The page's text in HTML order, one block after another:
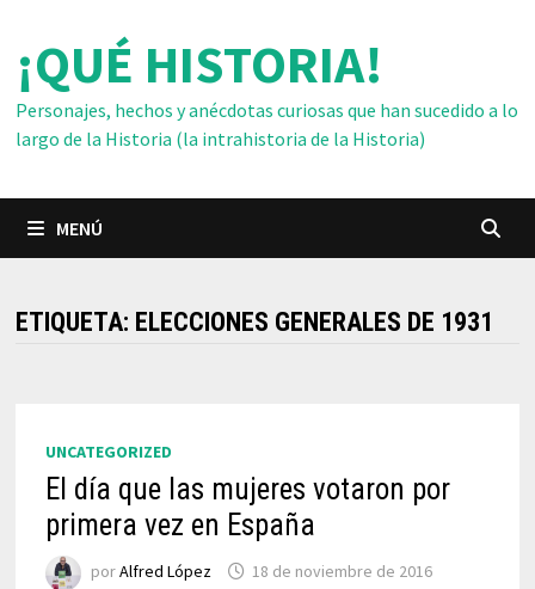
contenido
¡QUÉ HISTORIA!
Personajes, hechos y anécdotas curiosas que han sucedido a lo
largo de la Historia (la intrahistoria de la Historia)
MENÚ
ETIQUETA: ELECCIONES GENERALES DE 1931
UNCATEGORIZED
El día que las mujeres votaron por
primera vez en España
porAlfred López 18 de noviembre de 2016